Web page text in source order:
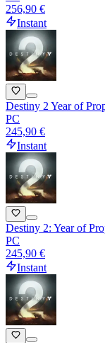
256,90 €
Instant
Destiny 2 Year of
PC
245,90 €
Instant
Destiny 2: Year of
PC
245,90 €
Instant